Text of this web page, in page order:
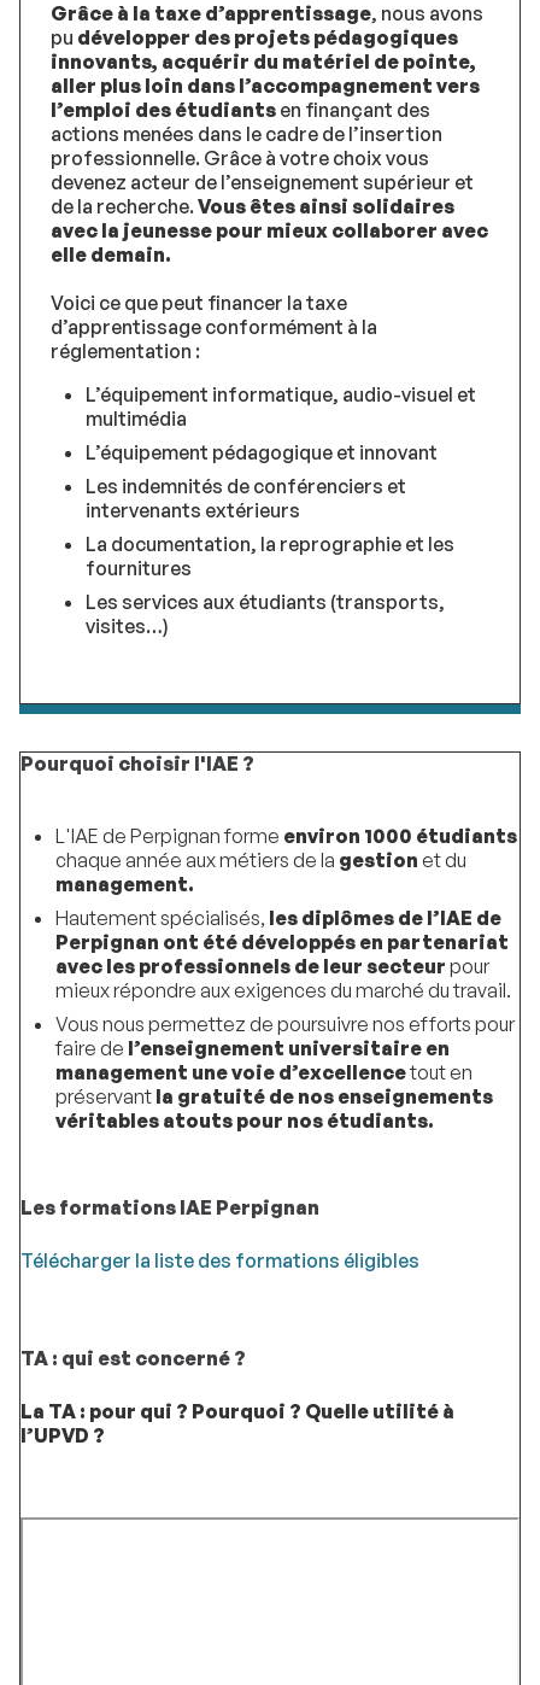
Grâce à la taxe d’apprentissage, nous avons
pu développer des projets pédagogiques
innovants, acquérir du matériel de pointe,
aller plus loin dans l’accompagnement vers
l’emploi des étudiants en finançant des
actions menées dans le cadre de l’insertion
professionnelle. Grâce à votre choix vous
devenez acteur de l’enseignement supérieur et
de la recherche.Vous êtes ainsi solidaires
avec la jeunesse pour mieux collaborer avec
elle demain.
Voici ce que peut financer la taxe
d’apprentissage conformément à la
réglementation :
L’équipement informatique, audio-visuel et
multimédia
L’équipement pédagogique et innovant
Les indemnités de conférenciers et
intervenants extérieurs
La documentation, la reprographie et les
fournitures
Les services aux étudiants (transports,
visites…)
Pourquoi choisir l'IAE ?
L'IAE de Perpignan forme environ 1000 étudiants
chaque année aux métiers de la gestion et du
management.
Hautement spécialisés, les diplômes de l’IAE de
Perpignan ont été développés en partenariat
avec les professionnels de leur secteur pour
mieux répondre aux exigences du marché du travail.
Vous nous permettez de poursuivre nos efforts pour
faire de l’enseignement universitaire en
management une voie d’excellencetout en
préservantla gratuité de nos enseignements
véritables atouts pour nos étudiants.
Les formations IAE Perpignan
Télécharger la liste des formations éligibles
TA : qui est concerné ?
La TA : pour qui ? Pourquoi ? Quelle utilité à
l’UPVD ?